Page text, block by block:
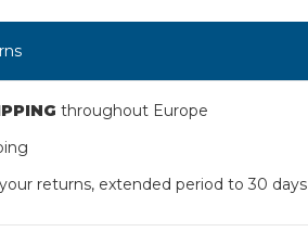
throughout Europe
returns, extended period to 30 days